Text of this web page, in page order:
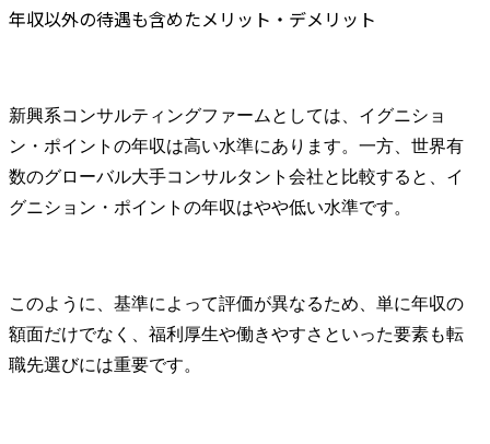
年収以外の待遇も含めたメリット・デメリット
新興系コンサルティングファームとしては、イグニショ
ン・ポイントの年収は高い水準にあります。一方、世界有
数のグローバル大手コンサルタント会社と比較すると、イ
グニション・ポイントの年収はやや低い水準です。
このように、基準によって評価が異なるため、単に年収の
額面だけでなく、福利厚生や働きやすさといった要素も転
職先選びには重要です。